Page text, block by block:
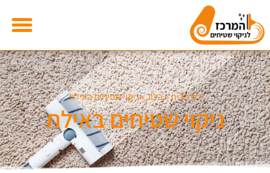
דף הבית»בלוג»ניקוי שטיחים באילת
ניקוי שטיחים באילת